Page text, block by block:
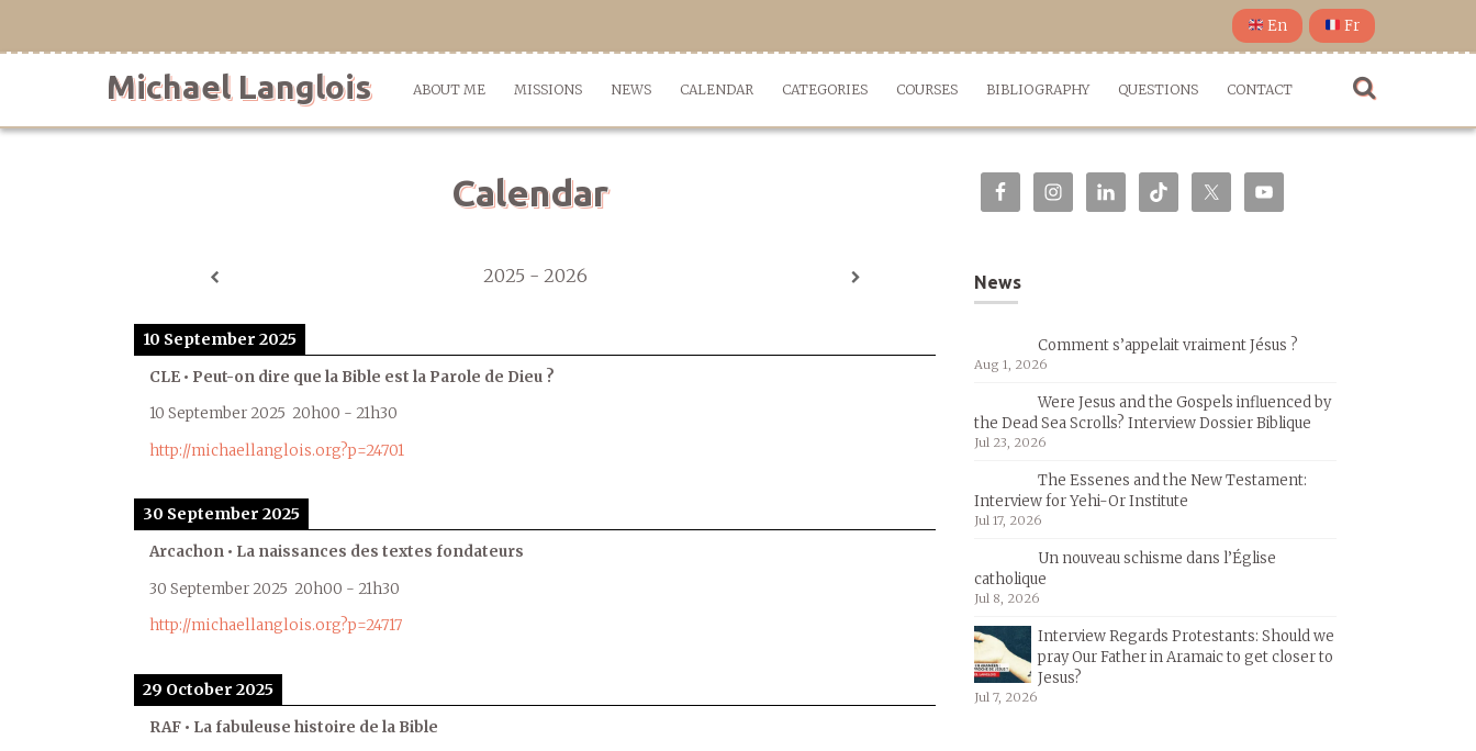
En Fr
Michael Langlois ABOUT ME MISSIONS NEWS CALENDAR CATEGORIES COURSES BIBLIOGRAPHY QUESTIONS CONTACT
Calendar
2025 - 2026
10 September 2025
CLE • Peut-on dire que la Bible est la Parole de Dieu ?
10 September 2025 20h00 - 21h30
http://michaellanglois.org?p=24701
30 September 2025
Arcachon • La naissances des textes fondateurs
30 September 2025 20h00 - 21h30
http://michaellanglois.org?p=24717
29 October 2025
RAF • La fabuleuse histoire de la Bible
News
Comment s’appelait vraiment Jésus ?
Aug 1, 2026
Were Jesus and the Gospels influenced by
the Dead Sea Scrolls? Interview Dossier Biblique
Jul 23, 2026
The Essenes and the New Testament:
Interview for Yehi-Or Institute
Jul 17, 2026
Un nouveau schisme dans l’Église
catholique
Jul 8, 2026
Interview Regards Protestants: Should we
pray Our Father in Aramaic to get closer to
Jesus?
Jul 7, 2026